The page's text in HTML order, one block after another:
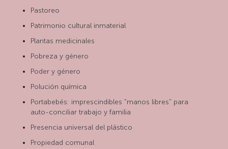
Pastoreo
Patrimonio cultural inmaterial
Plantas medicinales
Pobreza y género
Poder y género
Polución química
Portabebés: imprescindibles "manos libres" para
auto-conciliar trabajo y familia
Presencia universal del plástico
Propiedad comunal